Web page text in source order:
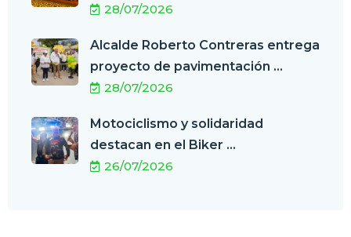
28/07/2026
Alcalde Roberto Contreras entrega
proyecto de pavimentación ...
28/07/2026
Motociclismo y solidaridad
destacan en el Biker ...
26/07/2026